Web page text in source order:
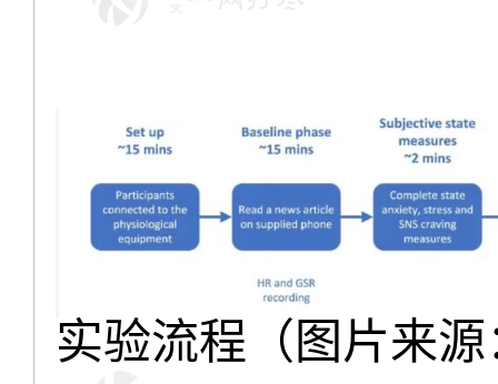
实验流程（图片来